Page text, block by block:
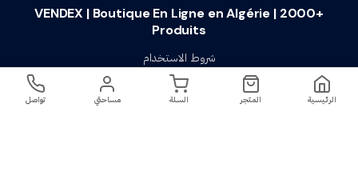
VENDEX | Boutique En Ligne en Algérie | 2000+
Produits
شروط الاستخدام
سياسة الخصوصية
سياسة الإستبدال والإسترجاع
الرئيسية المتجر السلة مساحتي تواصل